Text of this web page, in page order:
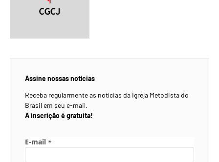
Assine nossas notícias
Receba regularmente as notícias da Igreja Metodista do
Brasil em seu e-mail.
A inscrição é gratuita!